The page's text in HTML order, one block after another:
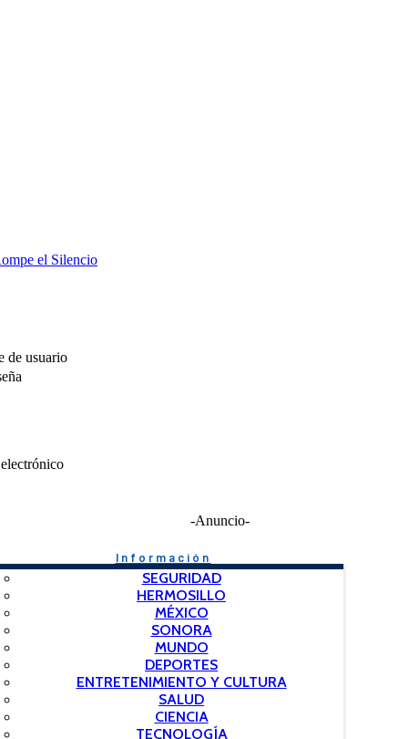
el Silencio
de usuario
-Anuncio-
Información
SEGURIDAD
HERMOSILLO
MÉXICO
SONORA
MUNDO
DEPORTES
ENTRETENIMIENTO Y CULTURA
SALUD
CIENCIA
TECNOLOGÍA